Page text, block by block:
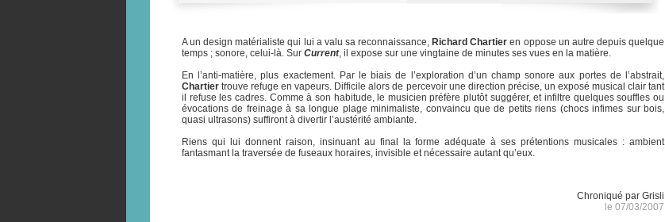
A un design matérialiste qui lui a valu sa reconnaissance, Richard Chartier en oppose un autre depuis quelque
temps ; sonore, celui-là. Sur Current, il expose sur une vingtaine de minutes ses vues en la matière.
En l’anti-matière, plus exactement. Par le biais de l’exploration d’un champ sonore aux portes de l’abstrait,
Chartier trouve refuge en vapeurs. Difficile alors de percevoir une direction précise, un exposé musical clair tant
il refuse les cadres. Comme à son habitude, le musicien préfère plutôt suggérer, et infiltre quelques souffles ou
évocations de freinage à sa longue plage minimaliste, convaincu que de petits riens (chocs infimes sur bois,
quasi ultrasons) suffiront à divertir l’austérité ambiante.
Riens qui lui donnent raison, insinuant au final la forme adéquate à ses prétentions musicales : ambient
fantasmant la traversée de fuseaux horaires, invisible et nécessaire autant qu’eux.
Chroniqué par Grisli
le 07/03/2007